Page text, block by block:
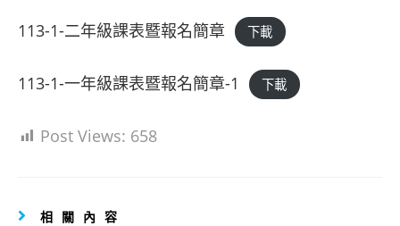
113-1-二年級課表暨報名簡章 下載
113-1-一年級課表暨報名簡章-1 下載
Post Views: 658
相關內容